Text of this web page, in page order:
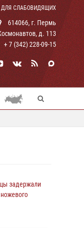
ДЛЯ СЛАБОВИДЯЩИХ
614066, г. Пермь
д. 113
+ 7 (342) 228-09-15
задержали